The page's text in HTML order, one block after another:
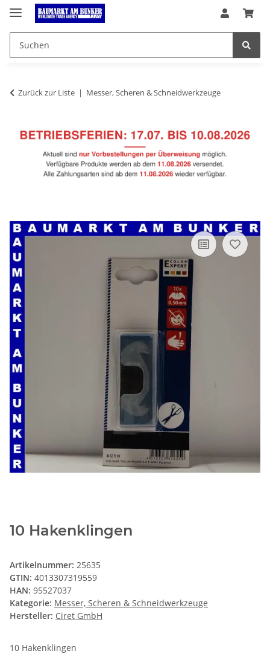
Zurück zur Liste Messer, Scheren & Schneidwerkzeuge
10 Hakenklingen
Artikelnummer: 25635
GTIN: 4013307319559
HAN: 95527037
Kategorie: Messer, Scheren & Schneidwerkzeuge
Hersteller: Ciret GmbH
10 Hakenklingen